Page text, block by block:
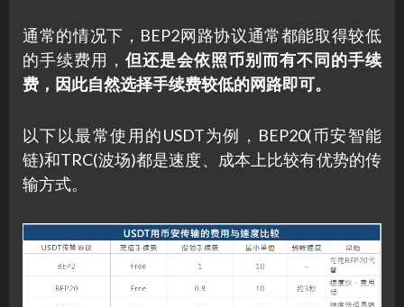
通常的情况下，BEP2网路协议通常都能取得较低
的手续费用， 但还是会依照币别而有不同的手续
费，因此自然选择手续费较低的网路即可。
以下以最常使用的USDT为例，BEP20(币安智能
链)和TRC(波场)都是速度、成本上比较有优势的传
输方式。